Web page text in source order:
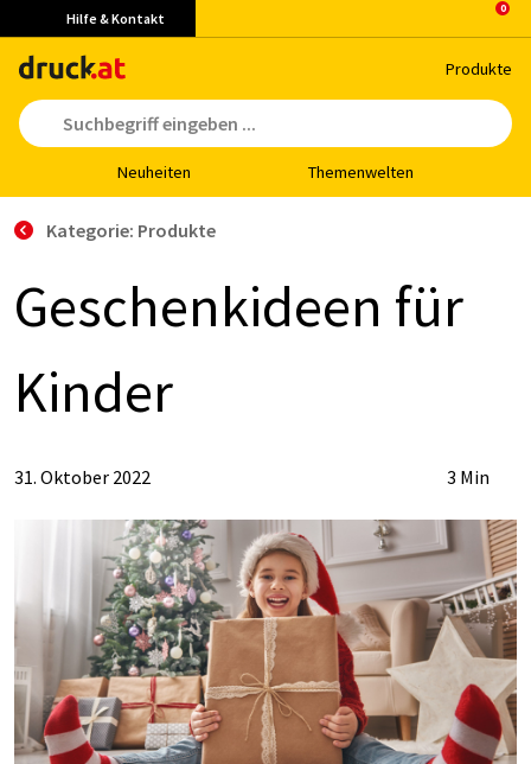
Hilfe & Kontakt
Pro­duk­te
Neu­hei­ten The­men­wel­ten
Kategorie: Produkte
Ge­schenk­ide­en für
Kin­der
31. Oktober 2022 3 Min